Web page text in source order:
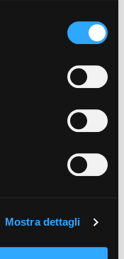
i cookie, cliccando
Cliccando sul tasto
Per
dell’informativa
cliccando qui.
Mostra dettagli